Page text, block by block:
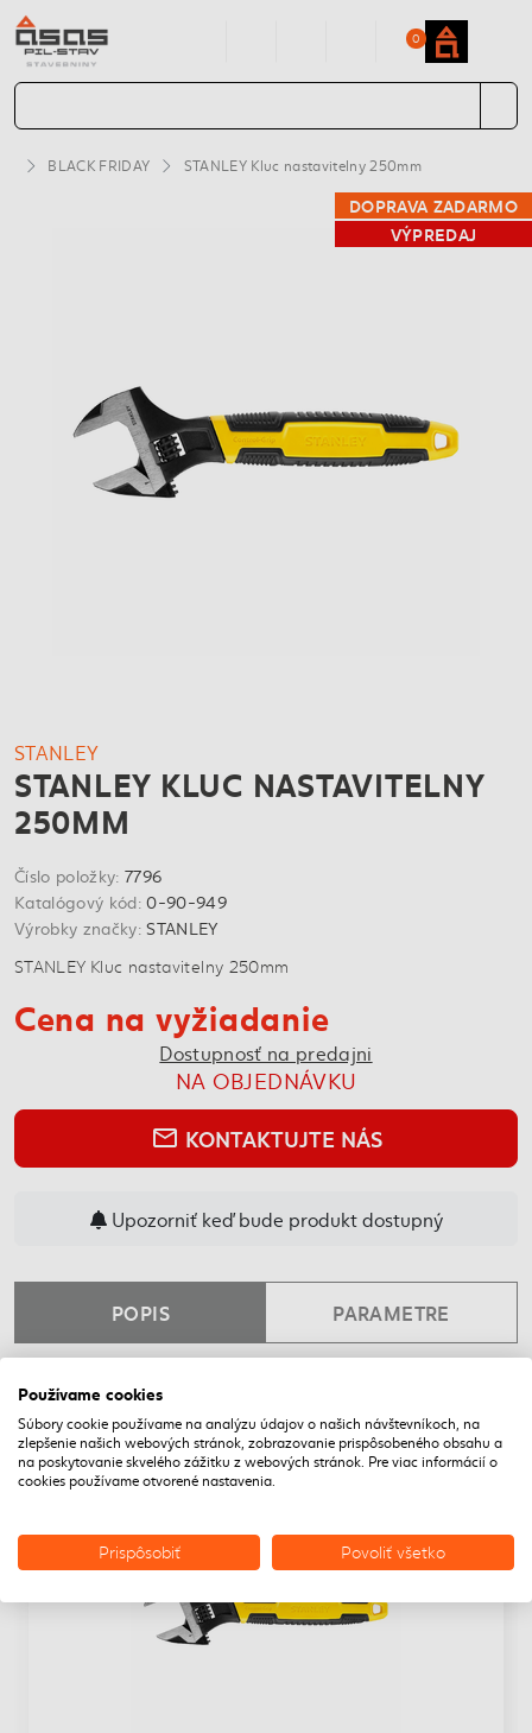
0
BLACK FRIDAY STANLEY Kluc nastavitelny 250mm
DOPRAVA ZADARMO
VÝPREDAJ
STANLEY
STANLEY KLUC NASTAVITELNY
250MM
Číslo položky: 7796
Katalógový kód:0-90-949
Výrobky značky:STANLEY
STANLEY Kluc nastavitelny 250mm
Cena na vyžiadanie
Dostupnosť na predajni
NA OBJEDNÁVKU
mail_outline KONTAKTUJTE NÁS
Upozorniť keď bude produkt dostupný
POPIS PARAMETRE
NAPOSLEDY NAVŠTÍVENÉ
DOPRAVA ZADARMO
Používame cookies
Súbory cookie používame na analýzu údajov o našich návštevníkoch, na
zlepšenie našich webových stránok, zobrazovanie prispôsobeného obsahu a
na poskytovanie skvelého zážitku z webových stránok. Pre viac informácií o
cookies používame otvorené nastavenia.
Prispôsobiť Povoliť všetko